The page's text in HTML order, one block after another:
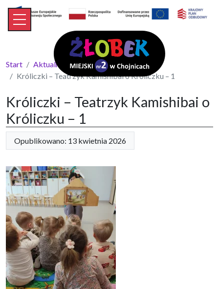
Start
Aktualności
Króliczki – Teatrzyk Kamishibai o Króliczku – 1
Króliczki – Teatrzyk Kamishibai o
Króliczku – 1
Opublikowano: 13 kwietnia 2026